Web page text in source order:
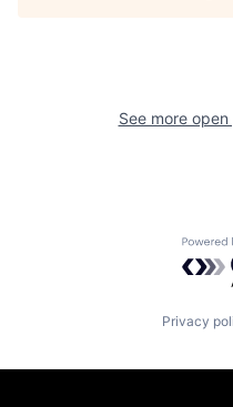
See more
Privacy